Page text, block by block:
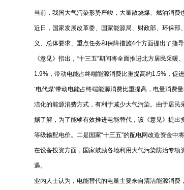
当前，我国大气污染形势严峻，大量散烧煤、燃油
近日，国家发展改革委、国家能源局、财政部、环保
义、总体要求、重点任务和保障措施4个方面提出
《意见》指出，“十三五”期间将全面推进北方居民采
1.9%，带动电能占终端能源消费比重提高约1.5%，
‘电代煤’带动电能占终端能源消费比重提高，电量消
洁化的能源消费方式，有利于减少大气污染。由于
据了解，为了能够有效推进电能替代，该《意见》提
等级输配电价。二是国家“十三五”的配电网改造资
在设备投资方面，国家鼓励各地利用大气污染防治专
遇。
业内人士认为，电能替代的电量主要来自清洁能源消